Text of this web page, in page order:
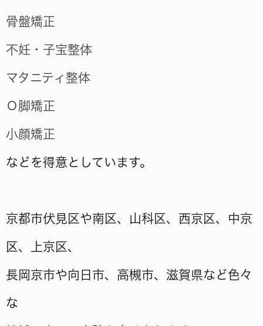
骨盤矯正
不妊・子宝整体
マタニティ整体
Ｏ脚矯正
小顔矯正
などを得意としています。
京都市伏見区や南区、山科区、西京区、中京
区、上京区、
長岡京市や向日市、高槻市、滋賀県など色々
な